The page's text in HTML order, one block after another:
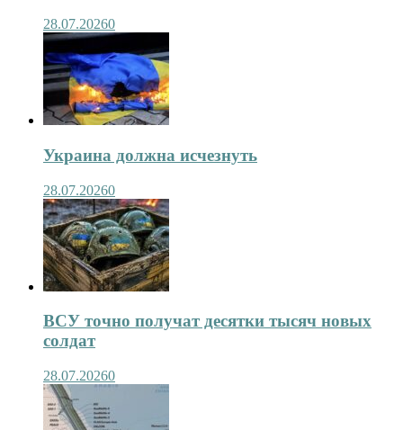
28.07.20260
Украина должна исчезнуть
28.07.20260
ВСУ точно получат десятки тысяч новых
солдат
28.07.20260